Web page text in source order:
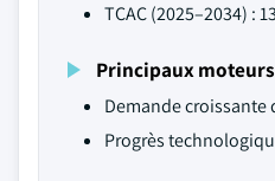
TCAC (2025–2034) :
Principaux
Demande croissante
Progrès